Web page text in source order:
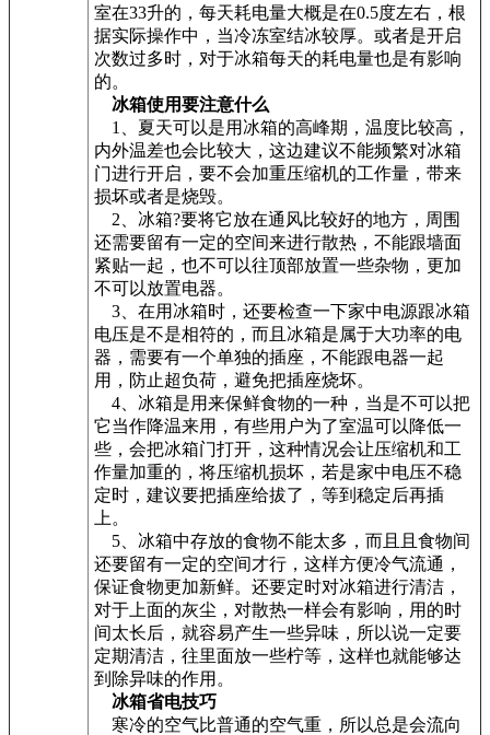
室在33升的，每天耗电量大概是在0.5度左右，根
据实际操作中，当冷冻室结冰较厚。或者是开启
次数过多时，对于冰箱每天的耗电量也是有影响
的。
冰箱使用要注意什么
1、夏天可以是用冰箱的高峰期，温度比较高，
内外温差也会比较大，这边建议不能频繁对冰箱
门进行开启，要不会加重压缩机的工作量，带来
损坏或者是烧毁。
2、冰箱?要将它放在通风比较好的地方，周围
还需要留有一定的空间来进行散热，不能跟墙面
紧贴一起，也不可以往顶部放置一些杂物，更加
不可以放置电器。
3、在用冰箱时，还要检查一下家中电源跟冰箱
电压是不是相符的，而且冰箱是属于大功率的电
器，需要有一个单独的插座，不能跟电器一起
用，防止超负荷，避免把插座烧坏。
4、冰箱是用来保鲜食物的一种，当是不可以把
它当作降温来用，有些用户为了室温可以降低一
些，会把冰箱门打开，这种情况会让压缩机和工
作量加重的，将压缩机损坏，若是家中电压不稳
定时，建议要把插座给拔了，等到稳定后再插
上。
5、冰箱中存放的食物不能太多，而且且食物间
还要留有一定的空间才行，这样方便冷气流通，
保证食物更加新鲜。还要定时对冰箱进行清洁，
对于上面的灰尘，对散热一样会有影响，用的时
间太长后，就容易产生一些异味，所以说一定要
定期清洁，往里面放一些柠等，这样也就能够达
到除异味的作用。
冰箱省电技巧
寒冷的空气比普通的空气重，所以总是会流向